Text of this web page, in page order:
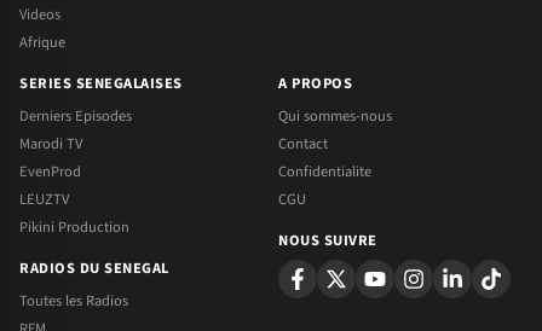
Videos
Afrique
SERIES SENEGALAISES
Derniers Episodes
Marodi TV
EvenProd
LEUZTV
Pikini Production
RADIOS DU SENEGAL
Toutes les Radios
A PROPOS
Qui sommes-nous
Contact
Confidentialite
CGU
NOUS SUIVRE